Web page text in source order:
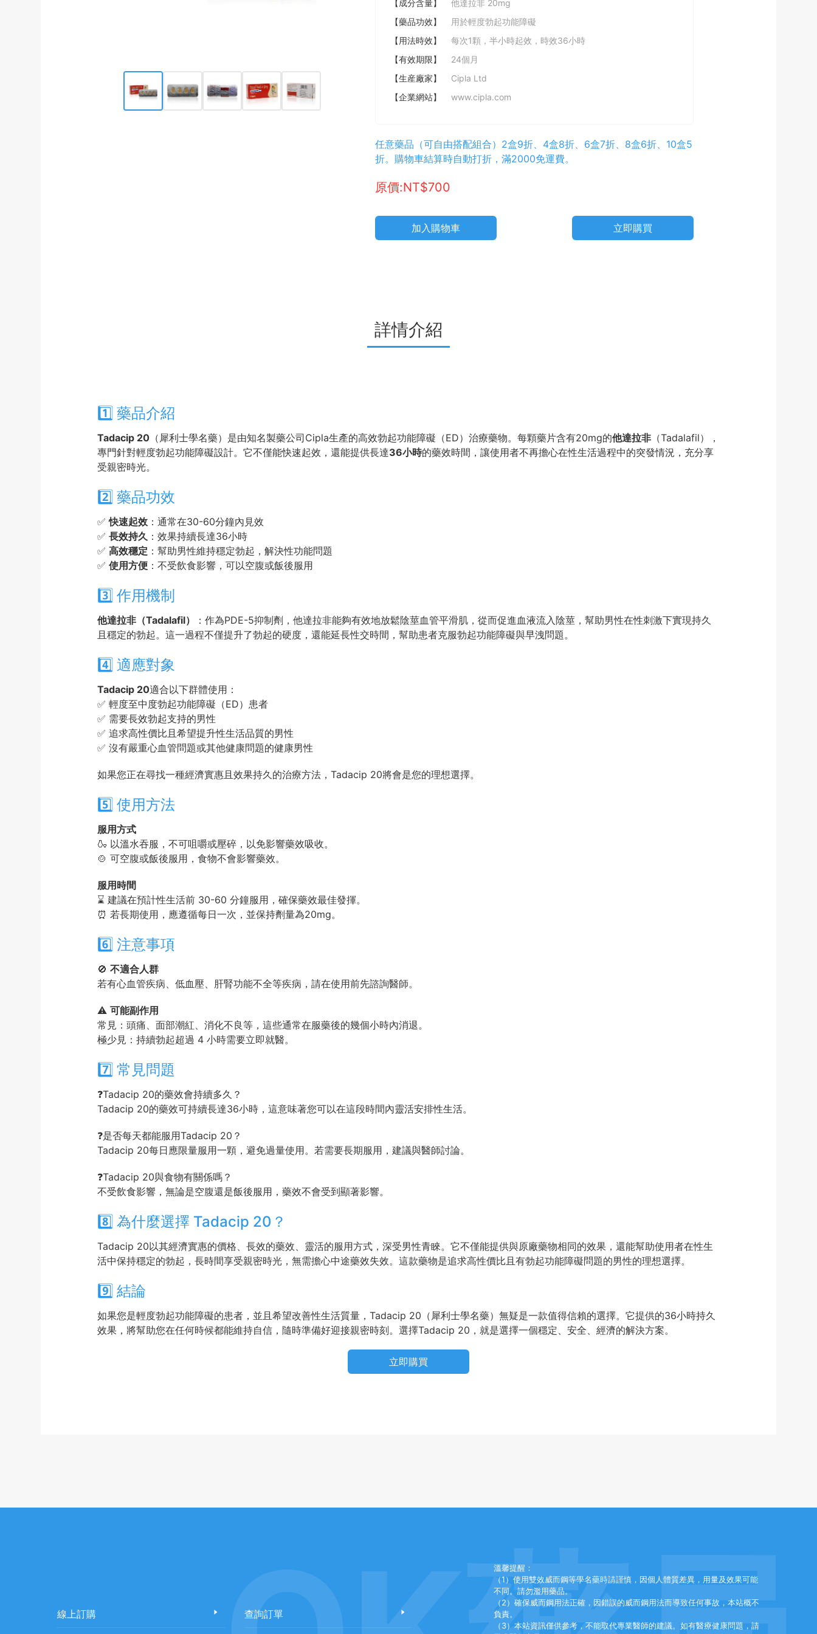
【成分含量】
他達拉非 20mg
【藥品功效】
用於輕度勃起功能障礙
【用法時效】
每次1顆，半小時起效，時效36小時
【有效期限】
24個月
【生産廠家】
Cipla Ltd
【企業網站】
www.cipla.com
任意藥品（可自由搭配組合）2盒9折、4盒8折、6盒7折、8盒6折、10盒5
折。購物車結算時自動打折，滿2000免運費。
原價:NT$700
加入購物車 立即購買
詳情介紹
1️⃣ 藥品介紹
Tadacip 20 （犀利士學名藥）是由知名製藥公司Cipla生產的高效勃起功能障礙（ED）治療藥物。每顆藥片含有20mg的他達拉非 （Tadalafil），
專門針對輕度勃起功能障礙設計。它不僅能快速起效，還能提供長達36小時的藥效時間，讓使用者不再擔心在性生活過程中的突發情況，充分享
受親密時光。
2️⃣ 藥品功效
✅快速起效 ：通常在30-60分鐘內見效
✅ 長效持久 ：效果持續長達36小時
✅ 高效穩定 ：幫助男性維持穩定勃起，解決性功能問題
✅ 使用方便 ：不受飲食影響，可以空腹或飯後服用
3️⃣ 作用機制
他達拉非（Tadalafil）
：作為PDE-5抑制劑，他達拉非能夠有效地放鬆陰莖血管平滑肌，從而促進血液流入陰莖，幫助男性在性刺激下實現持久
且穩定的勃起。這一過程不僅提升了勃起的硬度，還能延長性交時間，幫助患者克服勃起功能障礙與早洩問題。
4️⃣ 適應對象
Tadacip 20適合以下群體使用：
✅ 輕度至中度勃起功能障礙（ED）患者
✅ 需要長效勃起支持的男性
✅ 追求高性價比且希望提升性生活品質的男性
✅ 沒有嚴重心血管問題或其他健康問題的健康男性
如果您正在尋找一種經濟實惠且效果持久的治療方法，Tadacip 20將會是您的理想選擇。
5️⃣ 使用方法
服用方式
🍶 以溫水吞服，不可咀嚼或壓碎，以免影響藥效吸收。
🍲 可空腹或飯後服用，食物不會影響藥效。
服用時間
⌛ 建議在預計性生活前 30-60 分鐘服用，確保藥效最佳發揮。
⏰ 若長期使用，應遵循每日一次，並保持劑量為20mg。
6️⃣ 注意事項
🚫 不適合人群
若有心血管疾病、低血壓、肝腎功能不全等疾病，請在使用前先諮詢醫師。
⚠️ 可能副作用
常見：頭痛、面部潮紅、消化不良等，這些通常在服藥後的幾個小時內消退。
極少見：持續勃起超過 4 小時需要立即就醫。
7️⃣ 常見問題
❓Tadacip 20的藥效會持續多久？
Tadacip 20的藥效可持續長達36小時，這意味著您可以在這段時間內靈活安排性生活。
❓是否每天都能服用Tadacip 20？
Tadacip 20每日應限量服用一顆，避免過量使用。若需要長期服用，建議與醫師討論。
❓Tadacip 20與食物有關係嗎？
不受飲食影響，無論是空腹還是飯後服用，藥效不會受到顯著影響。
8️⃣ 為什麼選擇 Tadacip 20？
Tadacip 20以其經濟實惠的價格、長效的藥效、靈活的服用方式，深受男性青睞。它不僅能提供與原廠藥物相同的效果，還能幫助使用者在性生
活中保持穩定的勃起，長時間享受親密時光，無需擔心中途藥效失效。這款藥物是追求高性價比且有勃起功能障礙問題的男性的理想選擇。
9️⃣ 結論
如果您是輕度勃起功能障礙的患者，並且希望改善性生活質量，Tadacip 20（犀利士學名藥）無疑是一款值得信賴的選擇。它提供的36小時持久
效果，將幫助您在任何時候都能維持自信，隨時準備好迎接親密時刻。選擇Tadacip 20，就是選擇一個穩定、安全、經濟的解決方案。
立即購買
線上訂購 查詢訂單
溫馨提醒：
（1）使用雙效威而鋼等學名藥時請謹慎，因個人體質差異，用量及效果可能
不同。請勿濫用藥品。
（2）確保威而鋼用法正確，因錯誤的威而鋼用法而導致任何事故，本站概不
負責。
（3）本站資訊僅供參考，不能取代專業醫師的建議。如有醫療健康問題，請